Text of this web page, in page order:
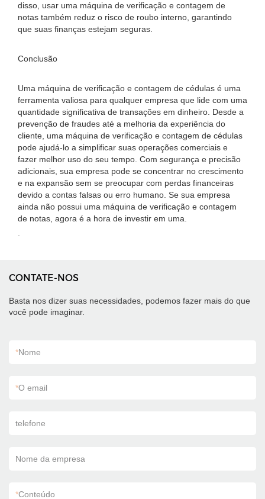
disso, usar uma máquina de verificação e contagem de
notas também reduz o risco de roubo interno, garantindo
que suas finanças estejam seguras.
Conclusão
Uma máquina de verificação e contagem de cédulas é uma
ferramenta valiosa para qualquer empresa que lide com uma
quantidade significativa de transações em dinheiro. Desde a
prevenção de fraudes até a melhoria da experiência do
cliente, uma máquina de verificação e contagem de cédulas
pode ajudá-lo a simplificar suas operações comerciais e
fazer melhor uso do seu tempo. Com segurança e precisão
adicionais, sua empresa pode se concentrar no crescimento
e na expansão sem se preocupar com perdas financeiras
devido a contas falsas ou erro humano. Se sua empresa
ainda não possui uma máquina de verificação e contagem
de notas, agora é a hora de investir em uma.
CONTATE-NOS
Basta nos dizer suas necessidades, podemos fazer mais do que
você pode imaginar.
*Nome
*O email
telefone
Nome da empresa
*Conteúdo